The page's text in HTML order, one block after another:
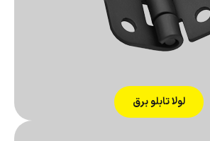
لولا تابلو برق